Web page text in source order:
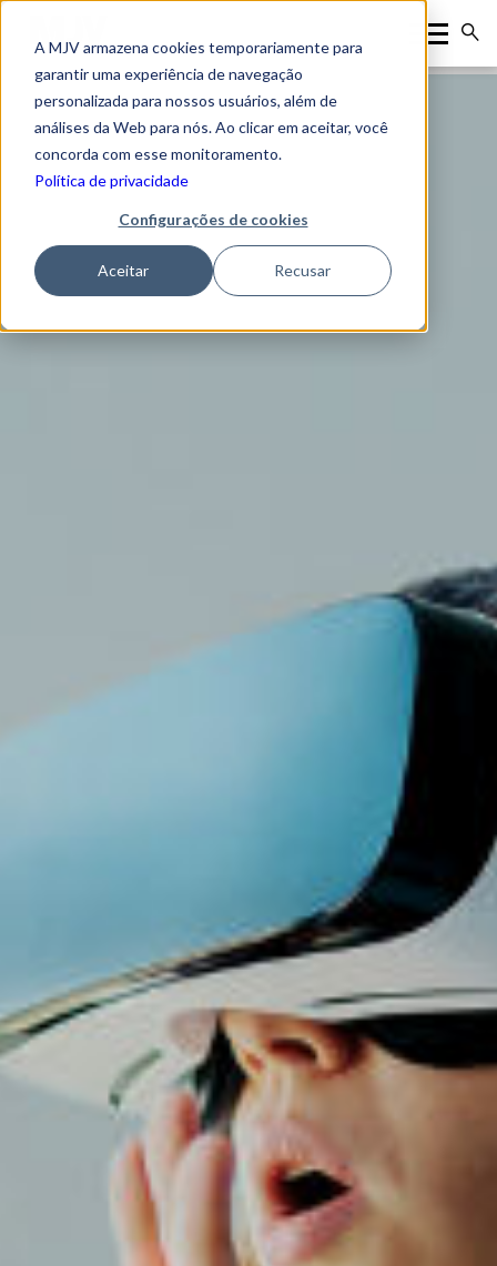
A MJV armazena cookies temporariamente para
garantir uma experiência de navegação
personalizada para nossos usuários, além de
análises da Web para nós. Ao clicar em aceitar, você
concorda com esse monitoramento.
Política de privacidade
Configurações de cookies
Aceitar Recusar